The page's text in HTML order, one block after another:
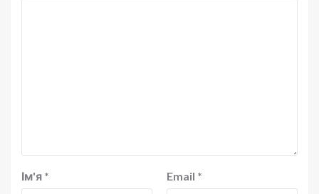
Ім'я * Email *